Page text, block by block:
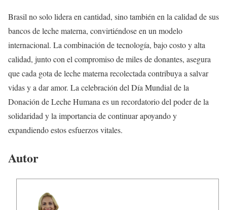
Brasil no solo lidera en cantidad, sino también en la calidad de sus
bancos de leche materna, convirtiéndose en un modelo
internacional. La combinación de tecnología, bajo costo y alta
calidad, junto con el compromiso de miles de donantes, asegura
que cada gota de leche materna recolectada contribuya a salvar
vidas y a dar amor. La celebración del Día Mundial de la
Donación de Leche Humana es un recordatorio del poder de la
solidaridad y la importancia de continuar apoyando y
expandiendo estos esfuerzos vitales.
Autor